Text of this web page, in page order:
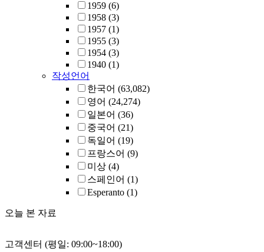
1959 (6)
1958 (3)
1957 (1)
1955 (3)
1954 (3)
1940 (1)
작성언어
한국어 (63,082)
영어 (24,274)
일본어 (36)
중국어 (21)
독일어 (19)
프랑스어 (9)
미상 (4)
스페인어 (1)
Esperanto (1)
오늘 본 자료
고객센터 (평일: 09:00~18:00)